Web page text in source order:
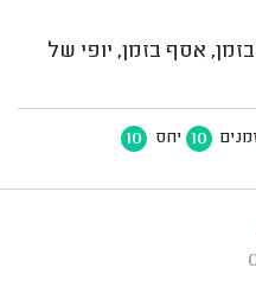
אסף בזמן, יופי של
10 יחס 10